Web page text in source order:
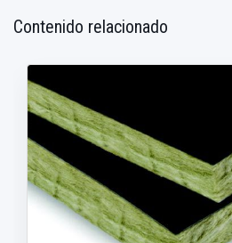
Contenido relacionado